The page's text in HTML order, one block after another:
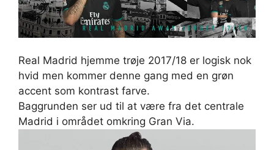
Real Madrid hjemme trøje 2017/18 er logisk nok
hvid men kommer denne gang med en grøn
accent som kontrast farve.
Baggrunden ser ud til at være fra det centrale
Madrid i området omkring Gran Via.